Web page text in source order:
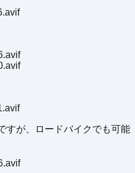
すが、ロードバイクでも可能